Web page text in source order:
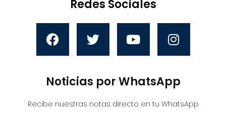
Redes Sociales
Noticias por WhatsApp
Recibe nuestras notas directo en tu WhatsApp